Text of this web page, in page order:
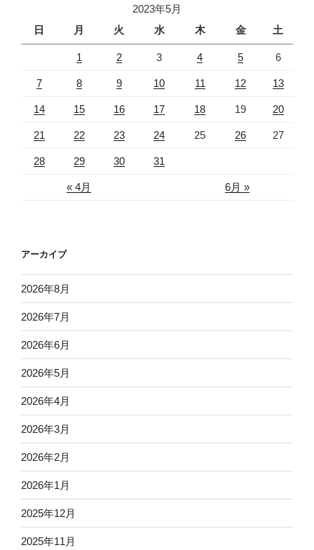
2023年5月
日
月 火 水 木 金 土
« 4月 6月 »
1 2 3 4 5 6
7 8 9 10 11 12 13
14 15 16 17 18 19 20
21 22 23 24 25 26 27
28 29 30 31
アーカイブ
2026年8月
2026年7月
2026年6月
2026年5月
2026年4月
2026年3月
2026年2月
2026年1月
2025年12月
2025年11月